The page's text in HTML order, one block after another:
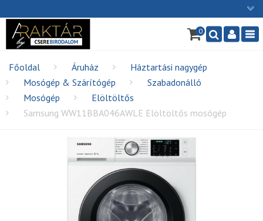
Ügyfélszolgálat: H-P: 9:00 - 16:00
info@cserebirodalom.hu
×
0
Főoldal Áruház
Háztartási nagygép
Mosógép & Szárítógép
Szabadonálló
Mosógép
Elöltöltős
Samsung WW11BBA046AWLE Elöltöltős mosógép